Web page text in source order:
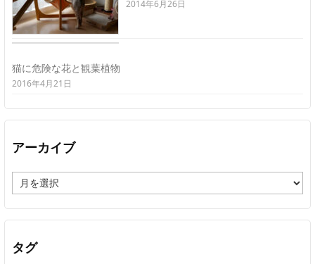
2014年6月26日
猫に危険な花と観葉植物
2016年4月21日
アーカイブ
ー
カ
イ
タグ